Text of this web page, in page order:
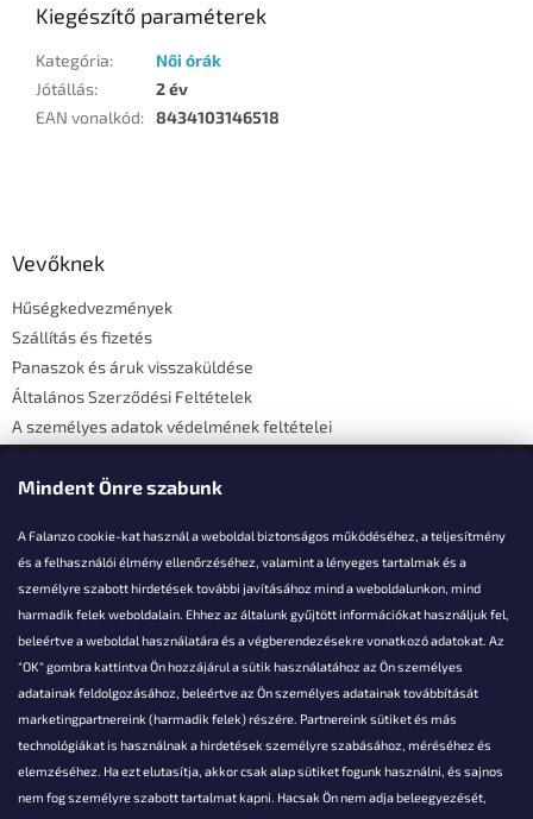
Mindent Önre szabunk
A Falanzo cookie-kat használ a weboldal biztonságos működéséhez, a teljesítmény
és a felhasználói élmény ellenőrzéséhez, valamint a lényeges tartalmak és a
személyre szabott hirdetések további javításához mind a weboldalunkon, mind
harmadik felek weboldalain. Ehhez az általunk gyűjtött információkat használjuk fel,
beleértve a weboldal használatára és a végberendezésekre vonatkozó adatokat. Az
"OK" gombra kattintva Ön hozzájárul a sütik használatához az Ön személyes
adatainak feldolgozásához, beleértve az Ön személyes adatainak továbbítását
marketingpartnereink (harmadik felek) részére. Partnereink sütiket és más
technológiákat is használnak a hirdetések személyre szabásához, méréséhez és
elemzéséhez. Ha ezt elutasítja, akkor csak alap sütiket fogunk használni, és sajnos
nem fog személyre szabott tartalmat kapni. Hacsak Ön nem adja beleegyezését,
Kiegészítő paraméterek
Kategória:
Női órák
Jótállás:
2 év
EAN vonalkód: 8434103146518
Vevőknek
Hűségkedvezmények
Szállítás és fizetés
Panaszok és áruk visszaküldése
Általános Szerződési Feltételek
A személyes adatok védelmének feltételei
Elérhetőségi adatok
Akarsz kérdezni valamit?
info@falanzo.hu